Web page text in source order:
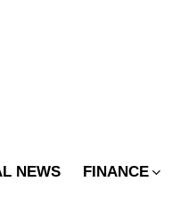
NEWS FINANCE